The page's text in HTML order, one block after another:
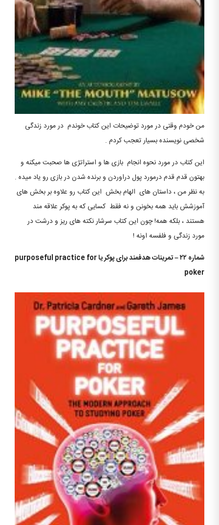
من خودم وقتی در مورد توضیحات این کتاب خوندم در مورد زندگی
شخصی نویسنده بسیار تعجب کردم .
این کتاب در مورد نحوه انجام بازی ها و استراتژی ها صحبت میکنه و
بهتون قدم قدم درمورد پول دراوردن و برنده شدن در بازی رو یاد میده .
به نظر من ، داستان های الهام بخش این کتاب رو علاوه بر بخش های
آموزشش باید همه بخونن و نه فقط کسایی که به پوکر علاقه مند
هستند ، بلکه همه! چون این کتاب سرشار نکته های ریز و درشت در
مورد زندگی و فلفسه اونه !
شماره ۲۲ – تمرینات هدفمند برای پوکر یا
purposeful practice for
poker